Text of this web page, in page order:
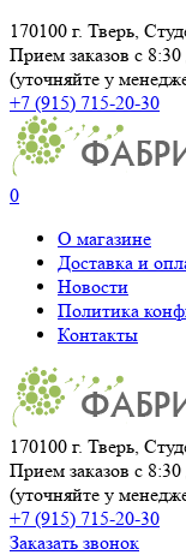
170100 г. Тверь,
Прием заказов с 8:30
(уточняйте у
+7 (915) 715-20-30
0
О магазине
Доставка и
Новости
Политика
Контакты
170100 г. Тверь,
Прием заказов с 8:30
(уточняйте у
+7 (915) 715-20-30
Заказать звонок